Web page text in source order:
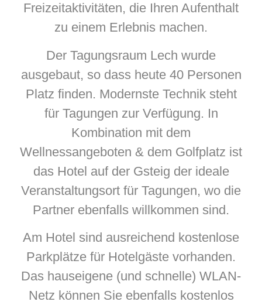
Freizeitaktivitäten, die Ihren Aufenthalt
zu einem Erlebnis machen.
Der Tagungsraum Lech wurde
ausgebaut, so dass heute 40 Personen
Platz finden. Modernste Technik steht
für Tagungen zur Verfügung. In
Kombination mit dem
Wellnessangeboten & dem Golfplatz ist
das Hotel auf der Gsteig der ideale
Veranstaltungsort für Tagungen, wo die
Partner ebenfalls willkommen sind.
Am Hotel sind ausreichend kostenlose
Parkplätze für Hotelgäste vorhanden.
Das hauseigene (und schnelle) WLAN-
Netz können Sie ebenfalls kostenlos